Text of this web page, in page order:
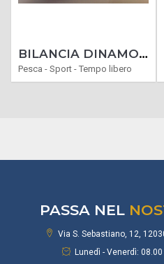
BILANCIA DINAMOMETRI DIGITALI PORTATILE PESO MAX 40 KG
Pesca - Sport - Tempo libero
PASSA NEL
Via S. Sebastiano, 12,
Lunedì - Venerdì: